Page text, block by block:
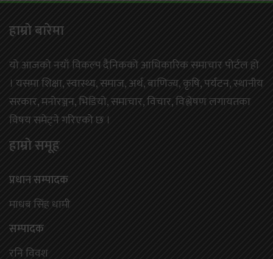
हाम्राे बारेमा
यो आजको नयाँ विकल्प दैनिकको आधिकारिक समाचार पोर्टल हो
। यसमा शिक्षा, स्वास्थ्य, समाज, अर्थ, बाणिज्य, कृषि, पर्यटन, स्थानीय
सरकार, मनोरञ्जन, भिडियो, समाचार, विचार, विश्लेषण लगायतका
विषय समेट्ने गरिएको छ ।
हाम्राे समूह
प्रधान सम्पादक
माधब सिंह धामी
सम्पादक
रनि विवश